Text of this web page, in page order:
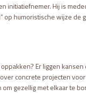
initiatiefnemer. Hij is
op humoristische wijze
Er liggen kansen
concrete projecten
gezellig met elkaar te